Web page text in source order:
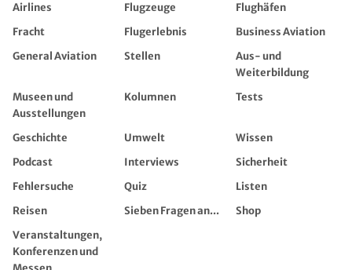
Airlines Flugzeuge
Flughäfen
Fracht
Flugerlebnis
Business Aviation
General Aviation
Stellen
Aus- und
Weiterbildung
Museen und
Ausstellungen
Kolumnen Tests
Geschichte Umwelt
Wissen
Podcast
Interviews
Sicherheit
Fehlersuche
Quiz
Listen
Reisen
Sieben Fragen an...
Shop
Veranstaltungen,
Konferenzen und